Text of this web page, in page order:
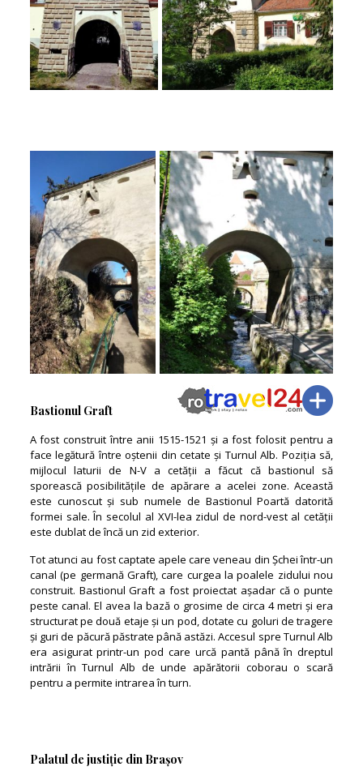
Bastionul Graft
A fost construit între anii 1515-1521 și a fost folosit pentru a
face legătură între oștenii din cetate și Turnul Alb. Poziția să,
mijlocul laturii de N-V a cetății a făcut că bastionul să
sporească posibilitățile de apărare a acelei zone. Această
este cunoscut și sub numele de Bastionul Poartă datorită
formei sale. În secolul al XVI-lea zidul de nord-vest al cetății
este dublat de încă un zid exterior.
Tot atunci au fost captate apele care veneau din Șchei într-un
canal (pe germană Graft), care curgea la poalele zidului nou
construit. Bastionul Graft a fost proiectat așadar că o punte
peste canal. El avea la bază o grosime de circa 4 metri și era
structurat pe două etaje și un pod, dotate cu goluri de tragere
și guri de păcură păstrate până astăzi. Accesul spre Turnul Alb
era asigurat printr-un pod care urcă pantă până în dreptul
intrării în Turnul Alb de unde apărătorii coborau o scară
pentru a permite intrarea în turn.
Palatul de justiție din Brașov